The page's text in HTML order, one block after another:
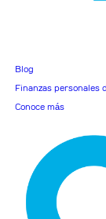
Blog
Finanzas personales
Conoce más